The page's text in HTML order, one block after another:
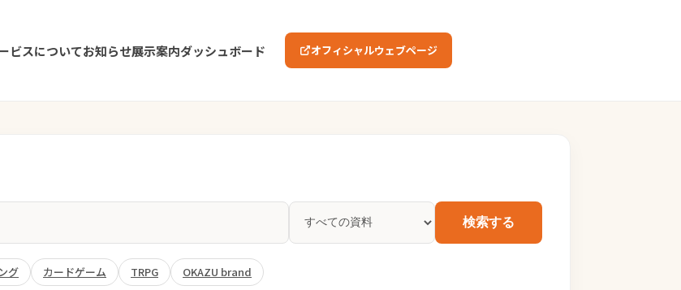
ビスについてお知らせ展示案内ダッシュボード オフィシャルウェブページ
検索する
グ カードゲーム TRPG OKAZU brand